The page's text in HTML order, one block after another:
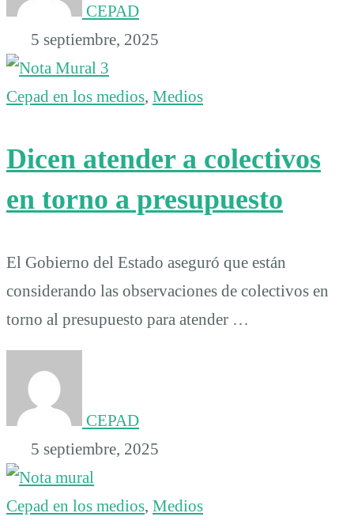
CEPAD
5 septiembre, 2025
Cepad en los medios, Medios
Dicen atender a colectivos
en torno a presupuesto
El Gobierno del Estado aseguró que están
considerando las observaciones de colectivos en
torno al presupuesto para atender …
CEPAD
5 septiembre, 2025
Cepad en los medios, Medios